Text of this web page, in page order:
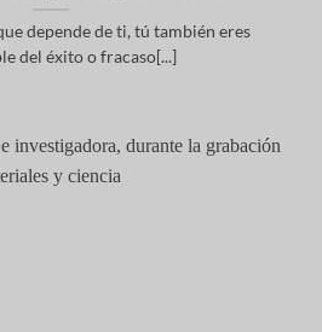
depende de ti, tú también eres
del éxito o fracaso[...]